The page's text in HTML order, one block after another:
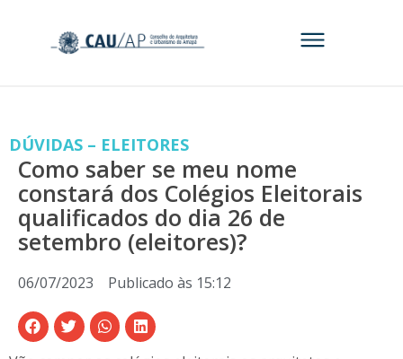
DÚVIDAS – ELEITORES
Como saber se meu nome
constará dos Colégios Eleitorais
qualificados do dia 26 de
setembro (eleitores)?
06/07/2023 Publicado às 15:12